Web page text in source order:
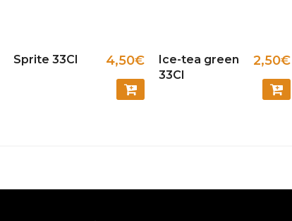
Sprite 33Cl 4,50€
Ice-tea green
33Cl
2,50€